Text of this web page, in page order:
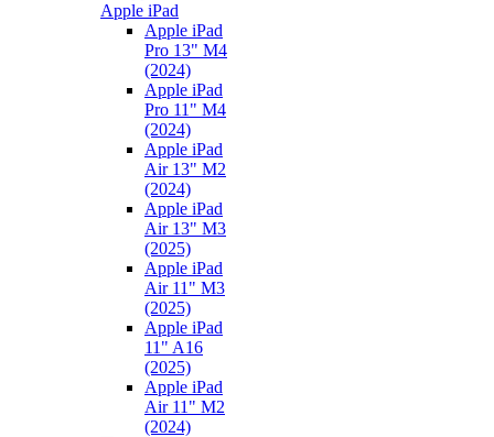
Apple iPad
Apple iPad
Pro 13" M4
(2024)
Apple iPad
Pro 11" M4
(2024)
Apple iPad
Air 13" M2
(2024)
Apple iPad
Air 13" M3
(2025)
Apple iPad
Air 11" M3
(2025)
Apple iPad
11" A16
(2025)
Apple iPad
Air 11" M2
(2024)